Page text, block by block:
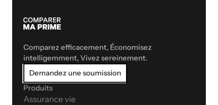
Comparez efficacement, Économisez
intelligemment, Vivez sereinement.
Demandez une soumission
Produits
Assurance vie